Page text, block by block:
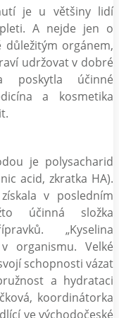
je u většiny lidí
A nejde jen o
důležitým orgánem,
udržovat v dobré
poskytla účinné
a kosmetika
je polysacharid
acid, zkratka HA).
v posledním
účinná složka
„Kyselina
organismu. Velké
schopnosti vázat
a hydrataci
koordinátorka
ve východočeské